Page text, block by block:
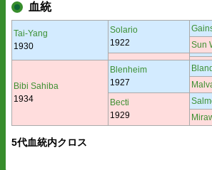
血統
Tai-Yang
1930
Solario
1922
Sun
Bibi Sahiba
1934
Blenheim
1927
Becti
1929
5代血統内クロス